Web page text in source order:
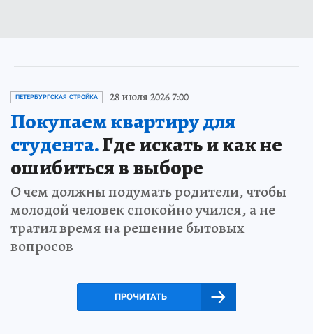
ПЕТЕРБУРГСКАЯ СТРОЙКА 28 июля 2026 7:00
Покупаем квартиру для
студента.Где искать и как не
ошибиться в выборе
О чем должны подумать родители, чтобы
молодой человек спокойно учился, а не
тратил время на решение бытовых
вопросов
ПРОЧИТАТЬ